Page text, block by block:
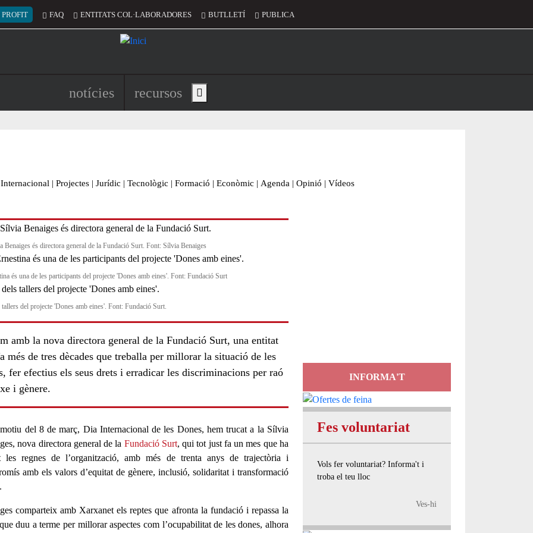
del compte d'usuari
PROFIT FAQ ENTITATS COL·LABORADORES BUTLLETÍ PUBLICA
Navegació principal de l'encapçalament
notícies recursos Show main menu
Internacional | Projectes | Jurídic | Tecnològic | Formació | Econòmic | Agenda | Opinió | Vídeos
Benaiges és directora general de la Fundació Surt. Font: Sílvia Benaiges
és una de les participants del projecte 'Dones amb eines'. Font: Fundació Surt
del projecte 'Dones amb eines'. Font: Fundació Surt.
amb la nova directora general de la Fundació Surt, una entitat
més de tres dècades que treballa per millorar la situació de les
fer efectius els seus drets i erradicar les discriminacions per raó
i gènere.
del 8 de març, Dia Internacional de les Dones, hem trucat a la Sílvia
, nova directora general de la Fundació Surt, qui tot just fa un mes que ha
les regnes de l’organització, amb més de trenta anys de trajectòria i
amb els valors d’equitat de gènere, inclusió, solidaritat i transformació
comparteix amb Xarxanet elsreptes que afronta la fundació i repassa la
duu a terme per millorar aspectes com l’ocupabilitat de les dones, alhora
INFORMA'T
Fes voluntariat
Vols fer voluntariat? Informa't i
troba el teu lloc
Ves-hi